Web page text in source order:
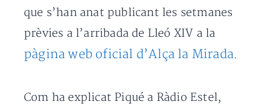
que s’han anat publicant les setmanes
prèvies a l’arribada de Lleó XIV a la
pàgina web oficial d’Alça la Mirada.
Com ha explicat Piqué a Ràdio Estel,